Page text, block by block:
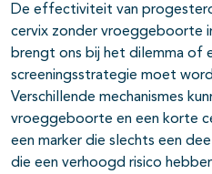
De effectiviteit van
cervix zonder vroeggeboorte
brengt ons bij het dilemma of
screeningsstrategie moet
Verschillende mechanismes
vroeggeboorte en een korte
een marker die slechts een
die een verhoogd risico